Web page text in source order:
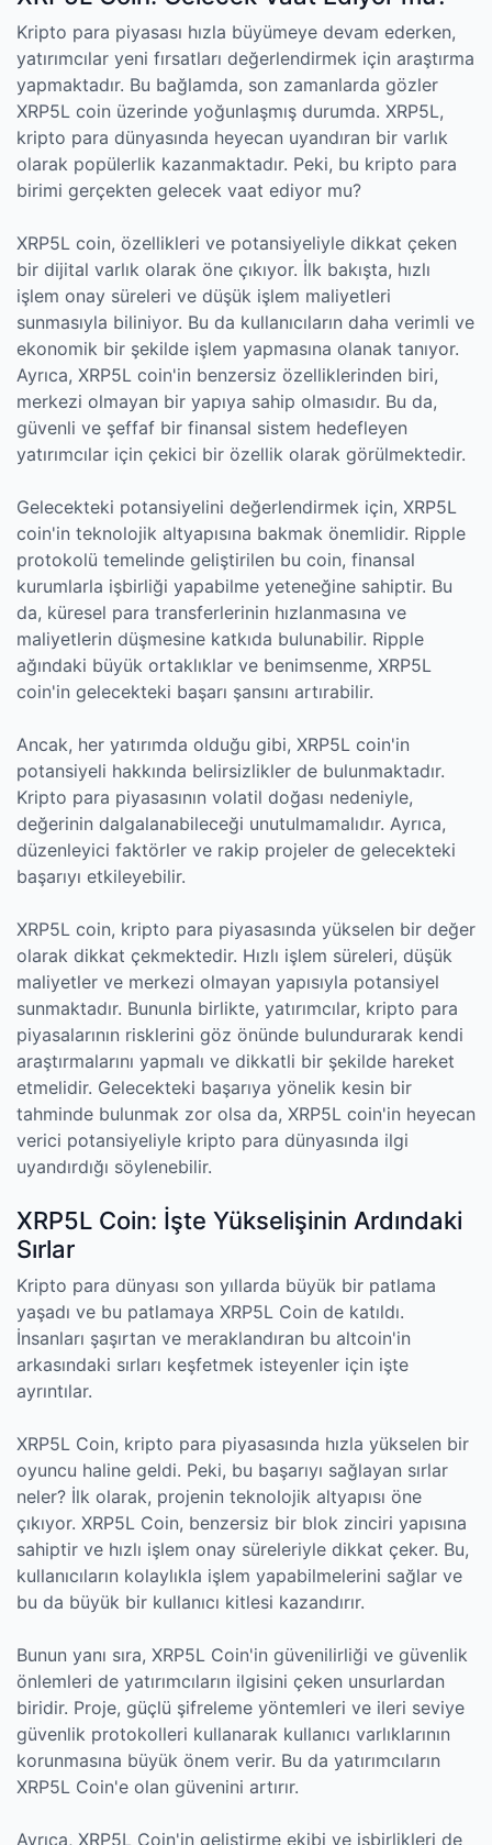
Kripto para piyasası hızla büyümeye devam ederken,
yatırımcılar yeni fırsatları değerlendirmek için araştırma
yapmaktadır. Bu bağlamda, son zamanlarda gözler
XRP5L coin üzerinde yoğunlaşmış durumda. XRP5L,
kripto para dünyasında heyecan uyandıran bir varlık
olarak popülerlik kazanmaktadır. Peki, bu kripto para
birimi gerçekten gelecek vaat ediyor mu?
XRP5L coin, özellikleri ve potansiyeliyle dikkat çeken
bir dijital varlık olarak öne çıkıyor. İlk bakışta, hızlı
işlem onay süreleri ve düşük işlem maliyetleri
sunmasıyla biliniyor. Bu da kullanıcıların daha verimli ve
ekonomik bir şekilde işlem yapmasına olanak tanıyor.
Ayrıca, XRP5L coin'in benzersiz özelliklerinden biri,
merkezi olmayan bir yapıya sahip olmasıdır. Bu da,
güvenli ve şeffaf bir finansal sistem hedefleyen
yatırımcılar için çekici bir özellik olarak görülmektedir.
Gelecekteki potansiyelini değerlendirmek için, XRP5L
coin'in teknolojik altyapısına bakmak önemlidir. Ripple
protokolü temelinde geliştirilen bu coin, finansal
kurumlarla işbirliği yapabilme yeteneğine sahiptir. Bu
da, küresel para transferlerinin hızlanmasına ve
maliyetlerin düşmesine katkıda bulunabilir. Ripple
ağındaki büyük ortaklıklar ve benimsenme, XRP5L
coin'in gelecekteki başarı şansını artırabilir.
Ancak, her yatırımda olduğu gibi, XRP5L coin'in
potansiyeli hakkında belirsizlikler de bulunmaktadır.
Kripto para piyasasının volatil doğası nedeniyle,
değerinin dalgalanabileceği unutulmamalıdır. Ayrıca,
düzenleyici faktörler ve rakip projeler de gelecekteki
başarıyı etkileyebilir.
XRP5L coin, kripto para piyasasında yükselen bir değer
olarak dikkat çekmektedir. Hızlı işlem süreleri, düşük
maliyetler ve merkezi olmayan yapısıyla potansiyel
sunmaktadır. Bununla birlikte, yatırımcılar, kripto para
piyasalarının risklerini göz önünde bulundurarak kendi
araştırmalarını yapmalı ve dikkatli bir şekilde hareket
etmelidir. Gelecekteki başarıya yönelik kesin bir
tahminde bulunmak zor olsa da, XRP5L coin'in heyecan
verici potansiyeliyle kripto para dünyasında ilgi
uyandırdığı söylenebilir.
XRP5L Coin: İşte Yükselişinin Ardındaki
Sırlar
Kripto para dünyası son yıllarda büyük bir patlama
yaşadı ve bu patlamaya XRP5L Coin de katıldı.
İnsanları şaşırtan ve meraklandıran bu altcoin'in
arkasındaki sırları keşfetmek isteyenler için işte
ayrıntılar.
XRP5L Coin, kripto para piyasasında hızla yükselen bir
oyuncu haline geldi. Peki, bu başarıyı sağlayan sırlar
neler? İlk olarak, projenin teknolojik altyapısı öne
çıkıyor. XRP5L Coin, benzersiz bir blok zinciri yapısına
sahiptir ve hızlı işlem onay süreleriyle dikkat çeker. Bu,
kullanıcıların kolaylıkla işlem yapabilmelerini sağlar ve
bu da büyük bir kullanıcı kitlesi kazandırır.
Bunun yanı sıra, XRP5L Coin'in güvenilirliği ve güvenlik
önlemleri de yatırımcıların ilgisini çeken unsurlardan
biridir. Proje, güçlü şifreleme yöntemleri ve ileri seviye
güvenlik protokolleri kullanarak kullanıcı varlıklarının
korunmasına büyük önem verir. Bu da yatırımcıların
XRP5L Coin'e olan güvenini artırır.
Ayrıca, XRP5L Coin'in geliştirme ekibi ve işbirlikleri de